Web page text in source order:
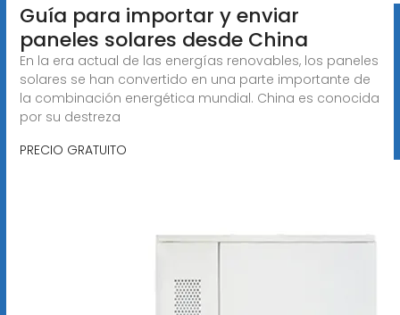
Guía para importar y enviar
paneles solares desde China
En la era actual de las energías renovables, los paneles
solares se han convertido en una parte importante de
la combinación energética mundial. China es conocida
por su destreza
PRECIO GRATUITO